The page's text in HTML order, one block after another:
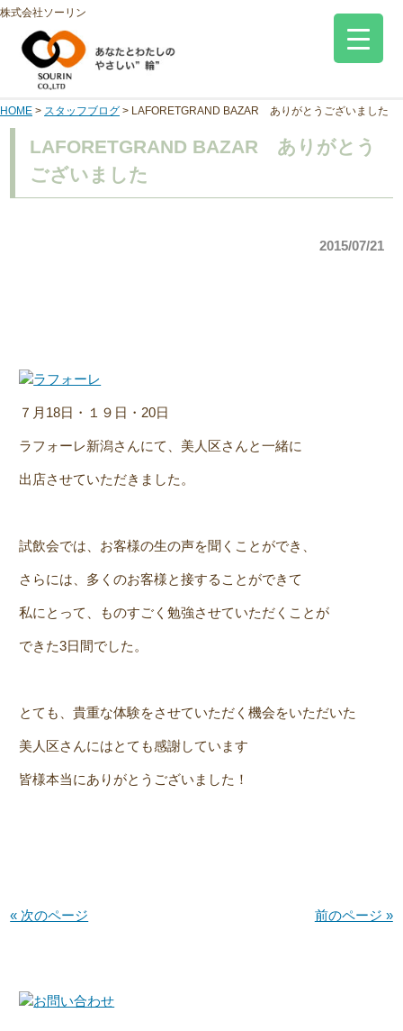
株式会社ソーリン
HOME > スタッフブログ > LAFORETGRAND BAZAR ありがとうございました
LAFORETGRAND BAZAR ありがとう
ございました
2015/07/21
７月18日・１９日・20日
ラフォーレ新潟さんにて、美人区さんと一緒に
出店させていただきました。
試飲会では、お客様の生の声を聞くことができ、
さらには、多くのお客様と接することができて
私にとって、ものすごく勉強させていただくことが
できた3日間でした。
とても、貴重な体験をさせていただく機会をいただいた
美人区さんにはとても感謝しています
皆様本当にありがとうございました！
« 次のページ 前のページ »